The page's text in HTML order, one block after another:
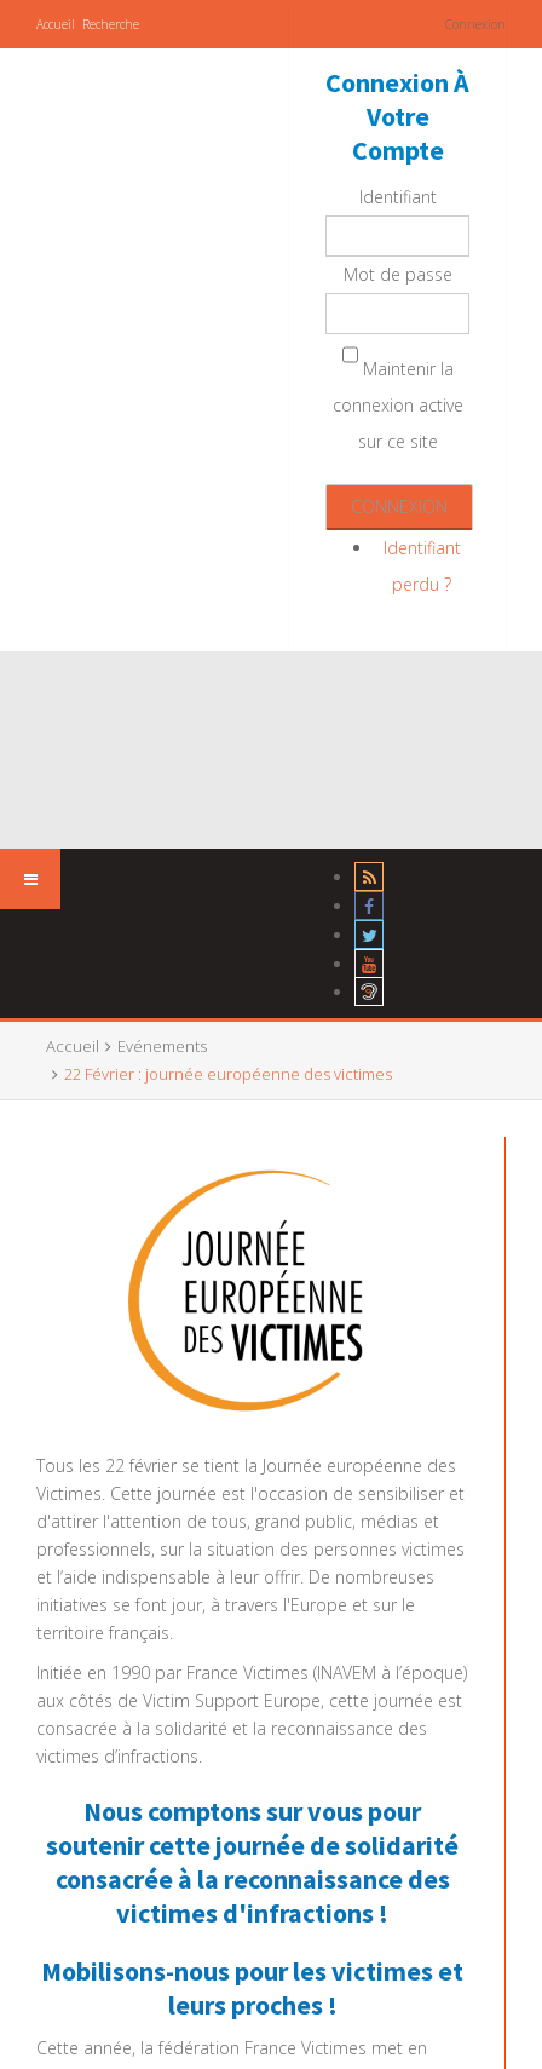
Accueil Recherche Connexion
Connexion À
Votre
Compte
Identifiant
Mot de passe
Maintenir la
connexion active
sur ce site
Identifiant
perdu ?
Accueil
Evénements
22 Février : journée européenne des victimes
Tous les 22 février se tient la Journée européenne des
Victimes. Cette journée est l'occasion de sensibiliser et
d'attirer l'attention de tous, grand public, médias et
professionnels, sur la situation des personnes victimes
et l’aide indispensable à leur offrir. De nombreuses
initiatives se font jour, à travers l'Europe et sur le
territoire français.
Initiée en 1990 par France Victimes (INAVEM à l’époque)
aux côtés de Victim Support Europe, cette journée est
consacrée à la solidarité et la reconnaissance des
victimes d’infractions.
Nous comptons sur vous pour
soutenir cette journée de solidarité
consacrée à la reconnaissance des
victimes d'infractions !
Mobilisons-nous pour les victimes et
leurs proches !
Cette année, la fédération France Victimes met en